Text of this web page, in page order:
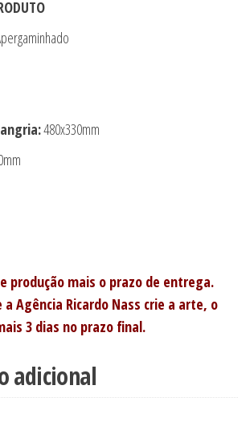
480x330mm
produção mais o prazo de entrega.
a Agência Ricardo Nass crie a arte, o
3 dias no prazo final.
adicional